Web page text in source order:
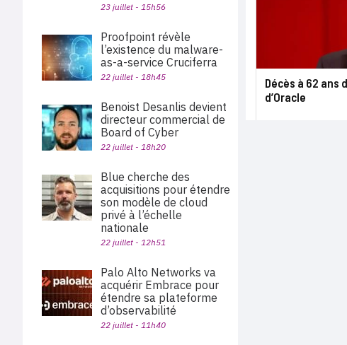
Décès à 62 ans
d’Oracle
23 juillet - 15h56
Proofpoint révèle
l’existence du malware-
as-a-service Cruciferra
22 juillet - 18h45
Benoist Desanlis devient
directeur commercial de
Board of Cyber
22 juillet - 18h20
Blue cherche des
acquisitions pour étendre
son modèle de cloud
privé à l’échelle
nationale
22 juillet - 12h51
Palo Alto Networks va
acquérir Embrace pour
étendre sa plateforme
d’observabilité
22 juillet - 11h40